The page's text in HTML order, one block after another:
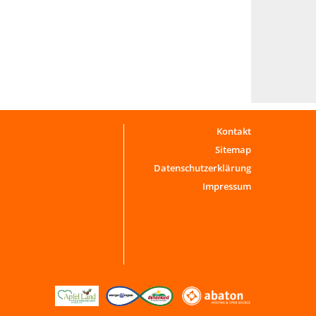
Kontakt
Sitemap
Datenschutzerklärung
Impressum